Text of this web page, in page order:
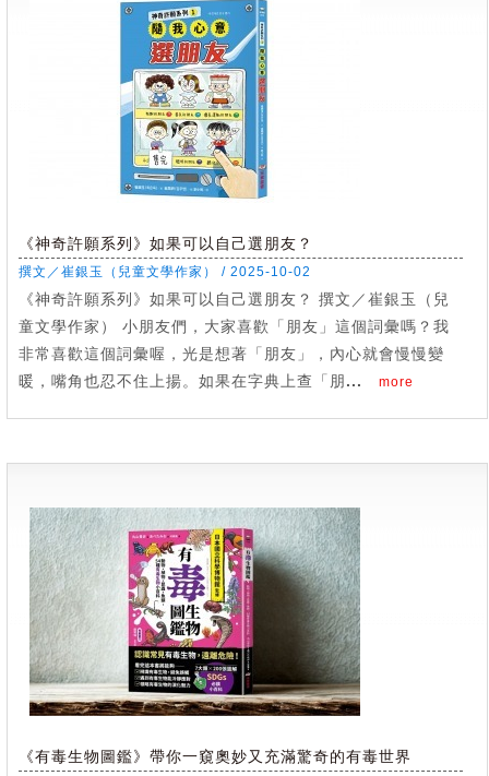
《神奇許願系列》如果可以自己選朋友？
撰文／崔銀玉（兒童文學作家） / 2025-10-02
《神奇許願系列》如果可以自己選朋友？ 撰文／崔銀玉（兒
童文學作家） 小朋友們，大家喜歡「朋友」這個詞彙嗎？我
非常喜歡這個詞彙喔，光是想著「朋友」，內心就會慢慢變
暖，嘴角也忍不住上揚。如果在字典上查「朋... more
《有毒生物圖鑑》帶你一窺奧妙又充滿驚奇的有毒世界